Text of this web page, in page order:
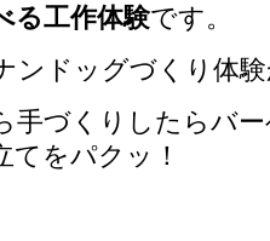
る工作体験です。
ンドッグづくり体
手づくりしたらバ
てをパクッ！